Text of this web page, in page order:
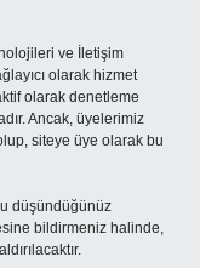
ve İletişim
olarak hizmet
olarak denetleme
Ancak, üyelerimiz
siteye üye olarak bu
düşündüğünüz
bildirmeniz halinde,